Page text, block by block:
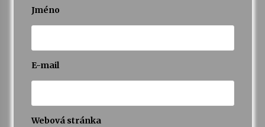
Jméno
E-mail
Webová stránka